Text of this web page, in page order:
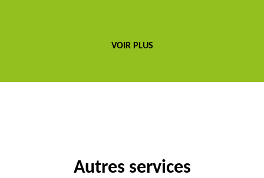
VOIR PLUS
Autres services